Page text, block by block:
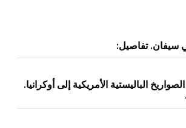
سيفان. تفاصيل:
الباليستية الأمريكية إلى أوكرانيا.